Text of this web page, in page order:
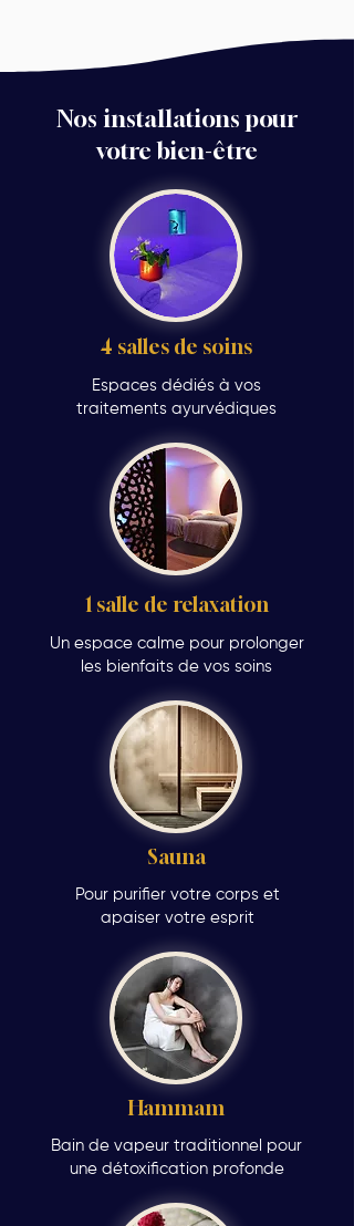
Nos installations pour
votre bien-être
4 salles de soins
Espaces dédiés à vos
traitements ayurvédiques
1 salle de relaxation
Un espace calme pour prolonger
les bienfaits de vos soins
Sauna
Pour purifier votre corps et
apaiser votre esprit
Hammam
Bain de vapeur traditionnel pour
une détoxification profonde